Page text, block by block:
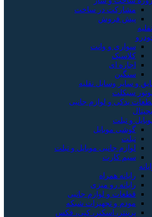
مشارکت در ساخت
پیش فروش
سواری و وانت
کلاسیک
اجاره ای
سنگین
و سایر وسایل نقلیه
سیکلت
یدکی و لوازم جانبی
و تبلت
گوشی موبایل
تبلت
لوازم جانبی موبایل و تبلت
سیم کارت
رایانه همراه
رایانه رو میزی
قطعات و لوازم جانبی
مودم و تجهیزات شبکه
پرینتر، اسکنر، کپی، فکس